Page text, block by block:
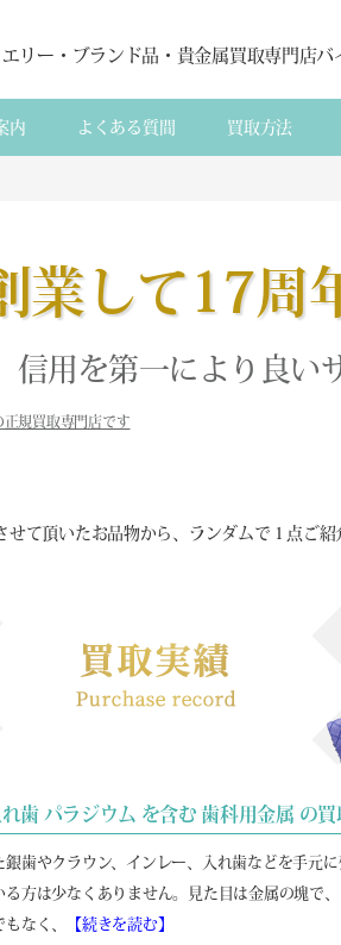
リー・ブランド品・貴金属買取専門店バ
内 よくある質間 買取方法
業して17周
用を第一により良い
規買取専門店です
せて頂いたお品物から、ランダムで１点ご
歯 パラジウム を含む 歯科用金属 の
銀歯やクラウン、インレー、入れ歯などを手元
る方は少なくありません。見た目は金属の塊で
なく、
【続きを読む】